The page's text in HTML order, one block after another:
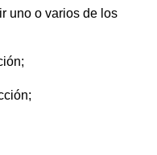
uno o varios de los